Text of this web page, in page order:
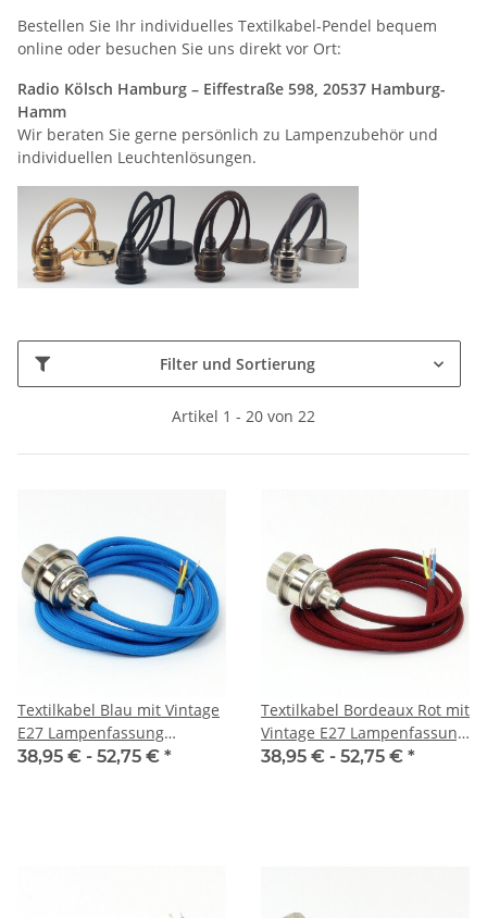
Bestellen Sie Ihr individuelles Textilkabel-Pendel bequem
online oder besuchen Sie uns direkt vor Ort:
Radio Kölsch Hamburg – Eiffestraße 598, 20537 Hamburg-
Hamm
Wir beraten Sie gerne persönlich zu Lampenzubehör und
individuellen Leuchtenlösungen.
Filter und Sortierung
Artikel 1 - 20 von 22
Textilkabel Blau mit Vintage
E27 Lampenfassung
Messing vernickelt und 2
38,95 € - 52,75 € *
Textilkabel Bordeaux Rot mit
Vintage E27 Lampenfassung
Messing vernickelt und 2
38,95 € - 52,75 € *